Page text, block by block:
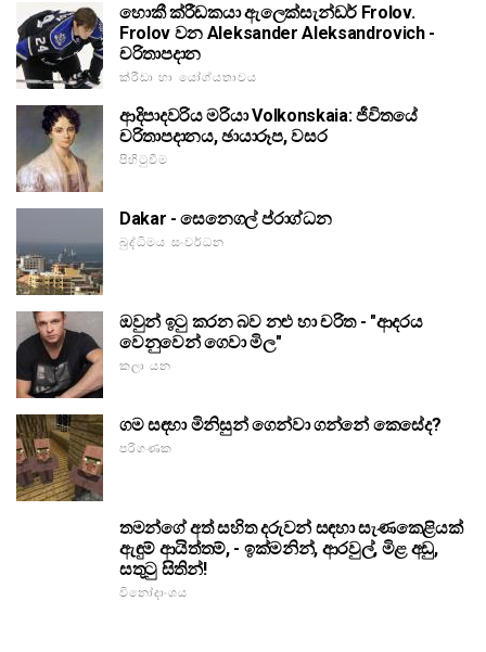
හොකී ක්රීඩකයා ඇලෙක්සැන්ඩර් Frolov.
Frolov වන Aleksander Aleksandrovich -
චරිතාපදාන
ක්රීඩා හා යෝග්යතාවය
ආදිපාදවරිය මරියා Volkonskaia: ජීවිතයේ
චරිතාපදානය, ඡායාරූප, වසර
පිහිටුවීම
Dakar - සෙනෙගල් ප්රාග්ධන
බුද්ධිමය සංවර්ධන
ඔවුන් ඉටු කරන බව නළු හා චරිත - "ආදරය
වෙනුවෙන් ගෙවා මිල"
කලා යන
ගම සඳහා මිනිසුන් ගෙන්වා ගන්නේ කෙසේද?
පරිගණක
තමන්ගේ අත් සහිත දරුවන් සඳහා සැණකෙළියක්
ඇඳුම් ආයිත්තම්, - ඉක්මනින්, ආරවුල්, මිළ අඩු,
සතුටු සිතින්!
විනෝදාංශය